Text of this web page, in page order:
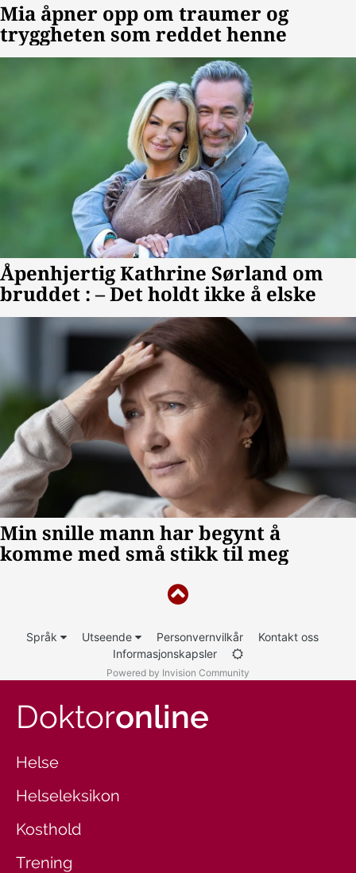
Språk Utseende Personvernvilkår
Kontakt oss
Informasjonskapsler
Powered by Invision Community
Doktoronline
Helse
Helseleksikon
Kosthold
Trening